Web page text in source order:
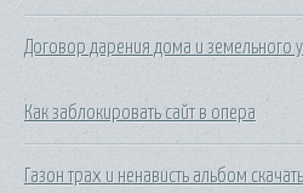
Договор дарения дома и земельного
Как заблокировать сайт в опера
Газон трах и ненависть альбом скачать